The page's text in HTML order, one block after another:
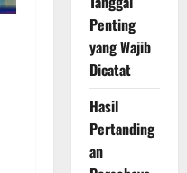
Penting
yang Wajib
Dicatat
Hasil
Pertanding
an